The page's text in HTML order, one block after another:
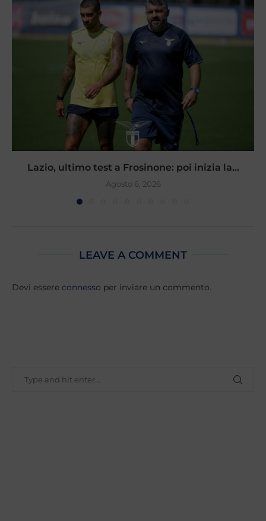
Lazio, ultimo test a Frosinone: poi inizia la...
Agosto 6, 2026
LEAVE A COMMENT
Devi essere connesso per inviare un commento.